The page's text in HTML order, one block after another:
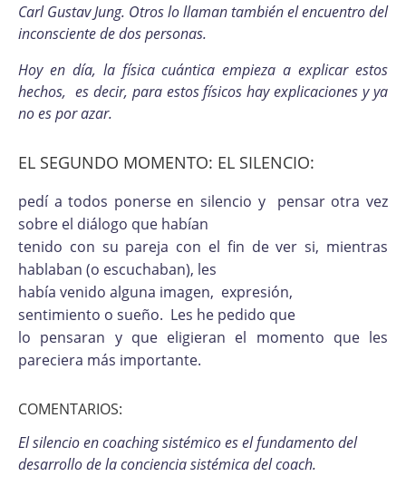
Carl Gustav Jung. Otros lo llaman también el encuentro del
inconsciente de dos personas.
Hoy en día, la física cuántica empieza a explicar estos
hechos, es decir, para estos físicos hay explicaciones y ya
no es por azar.
EL SEGUNDO MOMENTO: EL SILENCIO:
pedí a todos ponerse en silencio y pensar otra vez
sobre el diálogo que habían
tenido con su pareja con el fin de ver si, mientras
hablaban (o escuchaban), les
había venido alguna imagen, expresión,
sentimiento o sueño. Les he pedido que
lo pensaran y que eligieran el momento que les
pareciera más importante.
COMENTARIOS:
El silencio en coaching sistémico es el fundamento del
desarrollo de la conciencia sistémica del coach.